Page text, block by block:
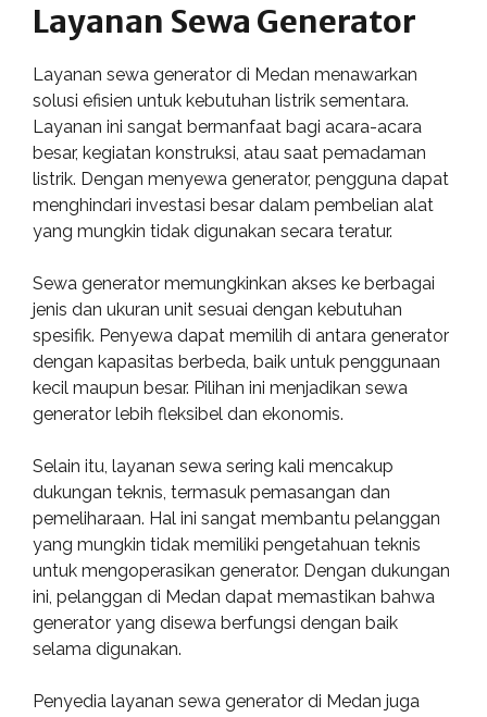
Layanan Sewa Generator
Layanan sewa generator di Medan menawarkan
solusi efisien untuk kebutuhan listrik sementara.
Layanan ini sangat bermanfaat bagi acara-acara
besar, kegiatan konstruksi, atau saat pemadaman
listrik. Dengan menyewa generator, pengguna dapat
menghindari investasi besar dalam pembelian alat
yang mungkin tidak digunakan secara teratur.
Sewa generator memungkinkan akses ke berbagai
jenis dan ukuran unit sesuai dengan kebutuhan
spesifik. Penyewa dapat memilih di antara generator
dengan kapasitas berbeda, baik untuk penggunaan
kecil maupun besar. Pilihan ini menjadikan sewa
generator lebih fleksibel dan ekonomis.
Selain itu, layanan sewa sering kali mencakup
dukungan teknis, termasuk pemasangan dan
pemeliharaan. Hal ini sangat membantu pelanggan
yang mungkin tidak memiliki pengetahuan teknis
untuk mengoperasikan generator. Dengan dukungan
ini, pelanggan di Medan dapat memastikan bahwa
generator yang disewa berfungsi dengan baik
selama digunakan.
Penyedia layanan sewa generator di Medan juga